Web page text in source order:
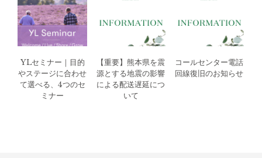
YLセミナー｜目的
やステージに合わせ
て選べる、4つのセ
ミナー
【重要】熊本県を震
源とする地震の影響
による配送遅延につ
いて
コールセンター電話
回線復旧のお知らせ